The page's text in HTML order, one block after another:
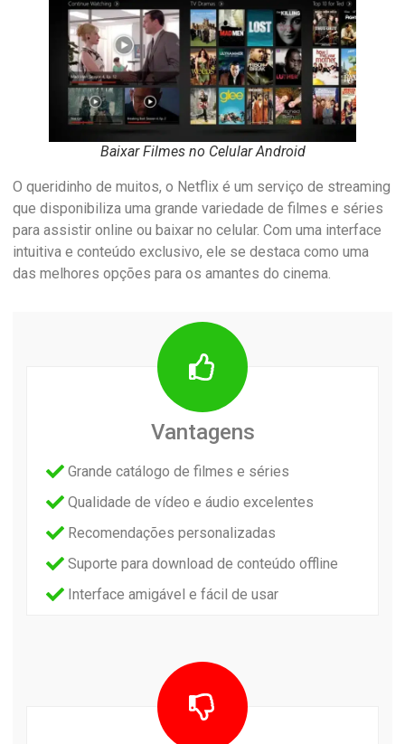
Baixar Filmes no Celular Android
O queridinho de muitos, o Netflix é um serviço de streaming
que disponibiliza uma grande variedade de filmes e séries
para assistir online ou baixar no celular. Com uma interface
intuitiva e conteúdo exclusivo, ele se destaca como uma
das melhores opções para os amantes do cinema.
Vantagens
Grande catálogo de filmes e séries
Qualidade de vídeo e áudio excelentes
Recomendações personalizadas
Suporte para download de conteúdo offline
Interface amigável e fácil de usar